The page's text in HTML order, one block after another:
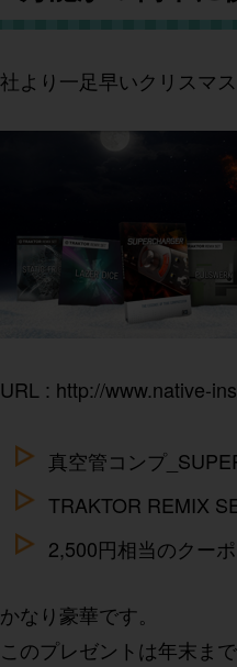
社より一足早いクリスマ
URL : http://www.native-
真空管コンプ
TRAKTOR REMIX
2,500円相当のクー
かなり豪華です。
このプレゼントは年末ま